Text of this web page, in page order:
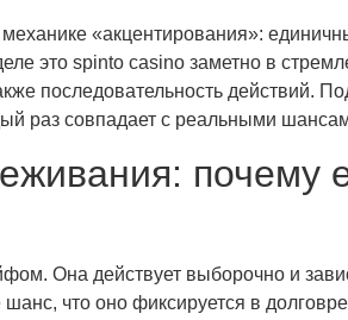
механике «акцентирования»:
это spinto casino заметно в
последовательность действий.
раз совпадает с реальными
почему
Она действует выборочно и
что оно фиксируется в